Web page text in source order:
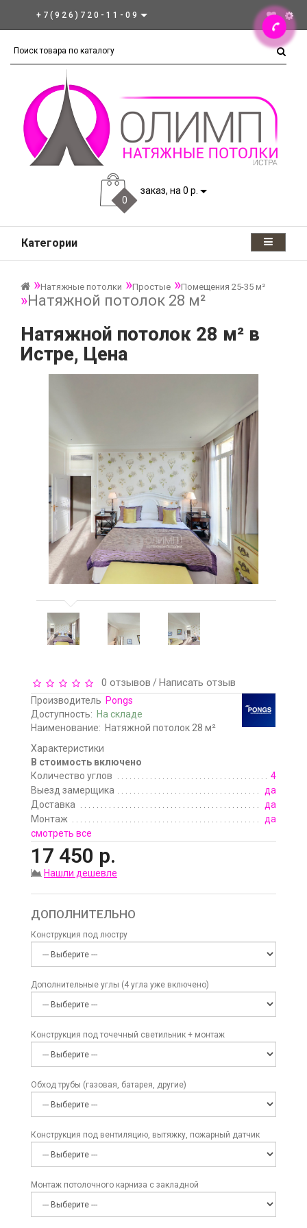
+7(926)720-11-09
0
заказ, на 0 р.
Категории
Натяжные потолки Простые Помещения 25-35 м²
Натяжной потолок 28 м²
Натяжной потолок 28 м² в
Истре, Цена
0 отзывов /Написать отзыв
Производитель Pongs
Доступность: На складе
Наименование: Натяжной потолок 28 м²
Характеристики
В стоимость включено
Количество углов
4
Выезд замерщика
да
Доставка
да
Монтаж
да
смотреть все
17 450 р.
Нашли дешевле
ДОПОЛНИТЕЛЬНО
Конструкция под люстру
Дополнительные углы (4 угла уже включено)
Конструкция под точечный светильник + монтаж
Обход трубы (газовая, батарея, другие)
Конструкция под вентиляцию, вытяжку, пожарный датчик
Монтаж потолочного карниза с закладной